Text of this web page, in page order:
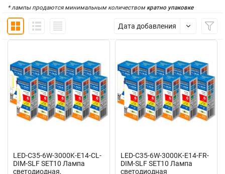
* лампы продаются минимальным количеством кратно упаковке
Дата добавления
LED-C35-6W-3000K-E14-CL-
DIM-SLF SET10 Лампа
светодиодная,
LED-C35-6W-3000K-E14-FR-
DIM-SLF SET10 Лампа
светодиодная